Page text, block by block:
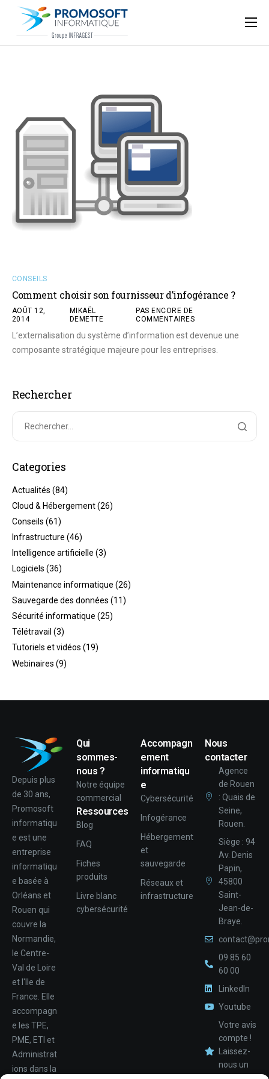
Qui sommes-nous ?
Support
CONSEILS
Comment choisir son fournisseur d’infogérance ?
AOÛT 12,
2014
MIKAËL
DEMETTE
PAS ENCORE DE
COMMENTAIRES
L’externalisation du système d’information est devenue une
composante stratégique majeure pour les entreprises.
Rechercher
Categories
Actualités (84)
Cloud & Hébergement(26)
Conseils (61)
Infrastructure (46)
Intelligence artificielle (3)
Logiciels (36)
Maintenance informatique (26)
Sauvegarde des données (11)
Sécurité informatique (25)
Télétravail (3)
Tutoriels et vidéos (19)
Webinaires (9)
Depuis plus
de 30 ans,
Promosoft
informatiqu
e est une
entreprise
informatiqu
e basée à
Orléans et
Rouen qui
couvre la
Normandie,
le Centre-
Val de Loire
et l'Ile de
France. Elle
accompagn
e les TPE,
PME, ETI et
Administrat
ions dans la
Qui
sommes-
nous ?
Notre équipe
commercial
Ressources
Blog
FAQ
Fiches
produits
Livre blanc
cybersécurité
Accompagn
ement
informatiqu
e
Cybersécurité
Infogérance
Hébergement
et
sauvegarde
Réseaux et
infrastructure
Nous
contacter
Agence
de Rouen
: Quais de
Seine,
Rouen.
Siège : 94
Av. Denis
Papin,
45800
Saint-
Jean-de-
Braye.
09 85 60
60 00
LinkedIn
Youtube
Votre avis
compte !
Laissez-
nous un